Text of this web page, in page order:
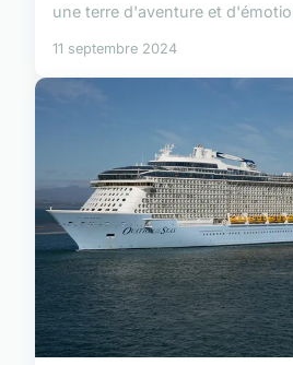
une terre d'aventure et
11 septembre 2024